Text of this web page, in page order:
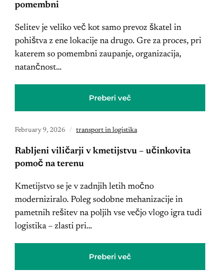
pomembni
Selitev je veliko več kot samo prevoz škatel in
pohištva z ene lokacije na drugo. Gre za proces, pri
katerem so pomembni zaupanje, organizacija,
natančnost…
Preberi več
February 9, 2026 transport in logistika
Rabljeni viličarji v kmetijstvu – učinkovita
pomoč na terenu
Kmetijstvo se je v zadnjih letih močno
moderniziralo. Poleg sodobne mehanizacije in
pametnih rešitev na poljih vse večjo vlogo igra tudi
logistika – zlasti pri…
Preberi več